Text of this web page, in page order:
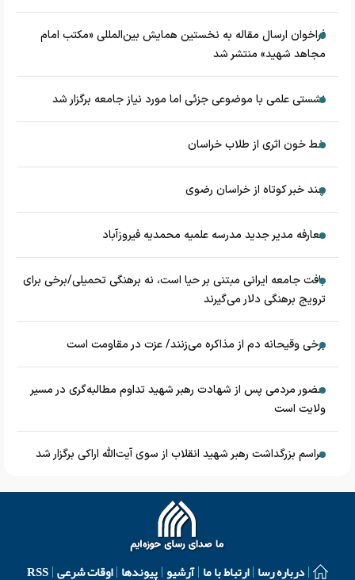
فراخوان ارسال مقاله به نخستین همایش بین‌المللی «مکتب امام
مجاهد شهید» منتشر شد
نشستی علمی با موضوعی جزئی اما مورد نیاز جامعه برگزار شد
خط خون اثری از طلاب خراسان
چند خبر کوتاه از خراسان رضوی
معارفه مدیر جدید مدرسه علمیه محمدیه فیروزآباد
بافت جامعه ایرانی مبتنی بر حیا است، نه برهنگی تحمیلی/برخی برای
ترویج برهنگی دلار می‌گیرند
برخی وقیحانه دم از مذاکره می‌زنند/ عزت در مقاومت است
حضور مردمی پس از شهادت رهبر شهید تداوم مطالبه‌گری در مسیر
ولایت است
مراسم بزرگداشت رهبر شهید انقلاب از سوی آیت‌الله اراکی برگزار شد
درباره رسا ارتباط با ما آرشیو پیوندها اوقات شرعی RSS